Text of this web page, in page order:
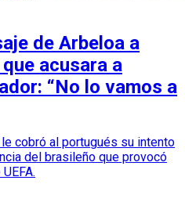
de Arbeloa a
acusara a
“No lo vamos a
cobró al portugués su intento
del brasileño que provocó